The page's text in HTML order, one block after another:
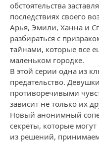
обстоятельства
последствиях своего
Арья, Эмили, Ханна и
разбираться с
тайнами, которые все
маленьком городке.
В этой серии одна из
предательство.
противоречивыми
зависит не только их
Новый анонимный
секреты, которые
из решений,